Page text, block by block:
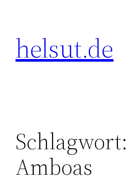
springen
helsut.de
Schlagwort:
Amboas